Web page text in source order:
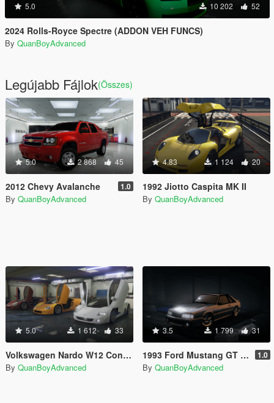
5.0 10 202 52
2024 Rolls-Royce Spectre (ADDON VEH FUNCS)
By QuanBoyAdvanced
Legújabb Fájlok(Összes)
5.0 2 868 45
2012 Chevy Avalanche 1.0
By QuanBoyAdvanced
4.83 1 124 20
1992 Jiotto Caspita MK II
By QuanBoyAdvanced
5.0 1 612 33
Volkswagen Nardo W12 Concept |ADDON|VEHFUNC|
By QuanBoyAdvanced
3.5 1 799 31
1993 Ford Mustang GT (Foxbody) [ADDON] 1.0
By QuanBoyAdvanced